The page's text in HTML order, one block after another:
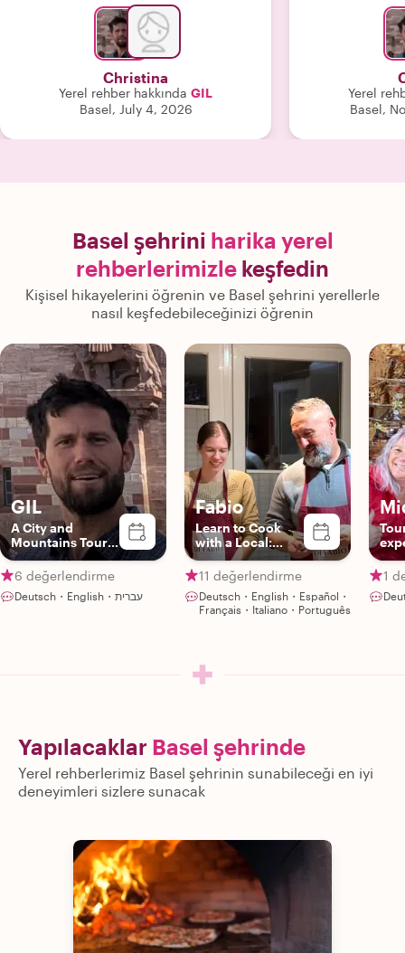
Christina
Yerel rehber hakkında GIL
Basel, July 4, 2026
history. The
history
interesting as
2 hours
years. I
knowledge,
ability to
Yerel
Basel,
Basel şehrini harika yerel
rehberlerimizle keşfedin
Kişisel hikayelerini öğrenin ve Basel şehrini yerellerle
nasıl keşfedebileceğinizi öğrenin
GIL
A City and
Mountains Tour
Guide
6 değerlendirme
Deutsch・English・עברית
Fabio
Learn to Cook
with a Local:
Italian & Swiss
Recipes in Basel
11 değerlendirme
Deutsch・English・Español・
Français・Italiano・Português
1
Yapılacaklar Basel şehrinde
Yerel rehberlerimiz Basel şehrinin sunabileceği en iyi
deneyimleri sizlere sunacak